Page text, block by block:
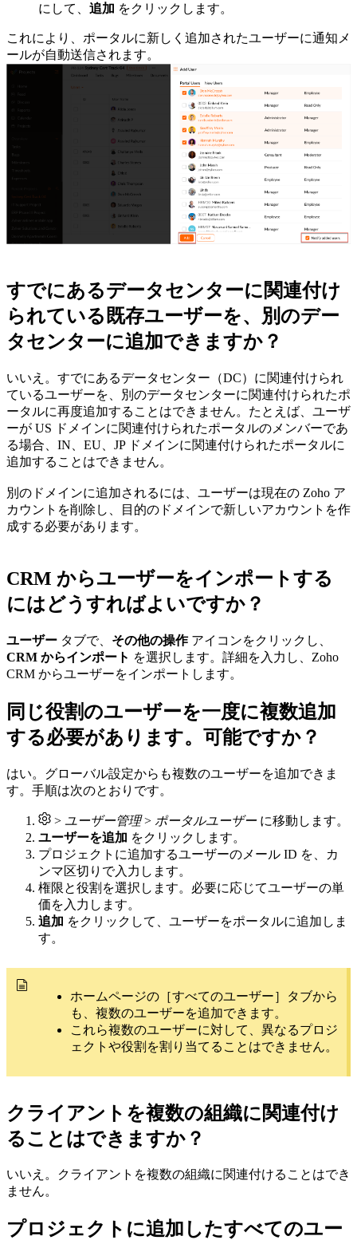
にして、 追加 をクリックします。
これにより、ポータルに新しく追加されたユーザーに通知メ
ールが自動送信されます。
すでにあるデータセンターに関連付け
られている既存ユーザーを、別のデー
タセンターに追加できますか？
いいえ。すでにあるデータセンター（DC）に関連付けられ
ているユーザーを、別のデータセンターに関連付けられたポ
ータルに再度追加することはできません。たとえば、ユーザ
ーが US ドメインに関連付けられたポータルのメンバーであ
る場合、IN、EU、JP ドメインに関連付けられたポータルに
追加することはできません。
別のドメインに追加されるには、ユーザーは現在の Zoho ア
カウントを削除し、目的のドメインで新しいアカウントを作
成する必要があります。
CRM からユーザーをインポートする
にはどうすればよいですか？
ユーザー タブで、 その他の操作アイコンをクリックし、
CRM からインポート を選択します。詳細を入力し、Zoho
CRM からユーザーをインポートします。
同じ役割のユーザーを一度に複数追加
する必要があります。可能ですか？
はい。グローバル設定からも複数のユーザーを追加できま
す。手順は次のとおりです。
> ユーザー管理> ポータルユーザーに移動します。
ユーザーを追加 をクリックします。
プロジェクトに追加するユーザーのメール ID を、カ
ンマ区切りで入力します。
権限と役割を選択します。必要に応じてユーザーの単
価を入力します。
追加 をクリックして、ユーザーをポータルに追加しま
す。
ホームページの［すべてのユーザー］タブから
も、複数のユーザーを追加できます。
これら複数のユーザーに対して、異なるプロジ
ェクトや役割を割り当てることはできません。
クライアントを複数の組織に関連付け
ることはできますか？
いいえ。クライアントを複数の組織に関連付けることはでき
ません。
プロジェクトに追加したすべてのユー